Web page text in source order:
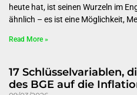
heute hat, ist seinen Wurzeln im
ähnlich – es ist eine Möglichkeit,
Read More »
17 Schlüsselvariablen,
des BGE auf die